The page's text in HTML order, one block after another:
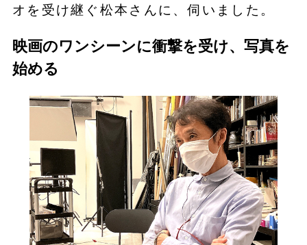
オを受け継ぐ松本さんに、伺いました。
映画のワンシーンに衝撃を受け、写真を
始める